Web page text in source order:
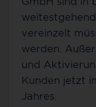
vereinzelt
werden.
und
Kunden jetzt
Jahres.